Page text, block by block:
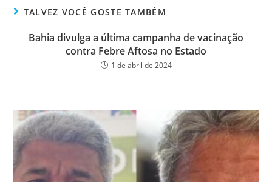
ok er
TALVEZ VOCÊ GOSTE TAMBÉM
Bahia divulga a última campanha de vacinação
contra Febre Aftosa no Estado
1 de abril de 2024